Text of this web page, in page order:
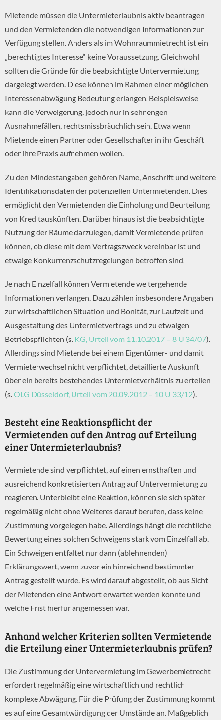
Mietende müssen die Untermieterlaubnis aktiv beantragen
und den Vermietenden die notwendigen Informationen zur
Verfügung stellen. Anders als im Wohnraummietrecht ist ein
„berechtigtes Interesse“ keine Voraussetzung. Gleichwohl
sollten die Gründe für die beabsichtigte Untervermietung
dargelegt werden. Diese können im Rahmen einer möglichen
Interessenabwägung Bedeutung erlangen. Beispielsweise
kann die Verweigerung, jedoch nur in sehr engen
Ausnahmefällen, rechtsmissbräuchlich sein. Etwa wenn
Mietende einen Partner oder Gesellschafter in ihr Geschäft
oder ihre Praxis aufnehmen wollen.
Zu den Mindestangaben gehören Name, Anschrift und weitere
Identifikationsdaten der potenziellen Untermietenden. Dies
ermöglicht den Vermietenden die Einholung und Beurteilung
von Kreditauskünften. Darüber hinaus ist die beabsichtigte
Nutzung der Räume darzulegen, damit Vermietende prüfen
können, ob diese mit dem Vertragszweck vereinbar ist und
etwaige Konkurrenzschutzregelungen betroffen sind.
Je nach Einzelfall können Vermietende weitergehende
Informationen verlangen. Dazu zählen insbesondere Angaben
zur wirtschaftlichen Situation und Bonität, zur Laufzeit und
Ausgestaltung des Untermietvertrags und zu etwaigen
Betriebspflichten (s. KG, Urteil vom 11.10.2017 – 8 U 34/07).
Allerdings sind Mietende bei einem Eigentümer- und damit
Vermieterwechsel nicht verpflichtet, detaillierte Auskunft
über ein bereits bestehendes Untermietverhältnis zu erteilen
(s.OLG Düsseldorf, Urteil vom 20.09.2012 – 10 U 33/12).
Besteht eine Reaktionspflicht der
Vermietenden auf den Antrag auf Erteilung
einer Untermieterlaubnis?
Vermietende sind verpflichtet, auf einen ernsthaften und
ausreichend konkretisierten Antrag auf Untervermietung zu
reagieren. Unterbleibt eine Reaktion, können sie sich später
regelmäßig nicht ohne Weiteres darauf berufen, dass keine
Zustimmung vorgelegen habe. Allerdings hängt die rechtliche
Bewertung eines solchen Schweigens stark vom Einzelfall ab.
Ein Schweigen entfaltet nur dann (ablehnenden)
Erklärungswert, wenn zuvor ein hinreichend bestimmter
Antrag gestellt wurde. Es wird darauf abgestellt, ob aus Sicht
der Mietenden eine Antwort erwartet werden konnte und
welche Frist hierfür angemessen war.
Anhand welcher Kriterien sollten Vermietende
die Erteilung einer Untermieterlaubnis prüfen?
Die Zustimmung der Untervermietung im Gewerbemietrecht
erfordert regelmäßig eine wirtschaftlich und rechtlich
komplexe Abwägung. Für die Prüfung der Zustimmung kommt
es auf eine Gesamtwürdigung der Umstände an. Maßgeblich